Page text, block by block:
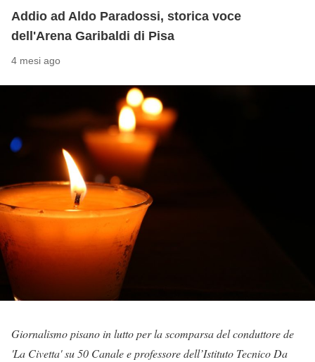
Addio ad Aldo Paradossi, storica voce
dell'Arena Garibaldi di Pisa
4 mesi ago
Giornalismo pisano in lutto per la scomparsa del conduttore de
'La Civetta' su 50 Canale e professore dell’Istituto Tecnico Da